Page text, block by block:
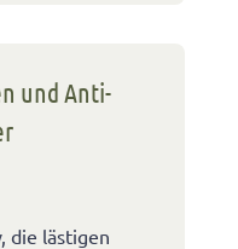
und Anti-
die lästigen